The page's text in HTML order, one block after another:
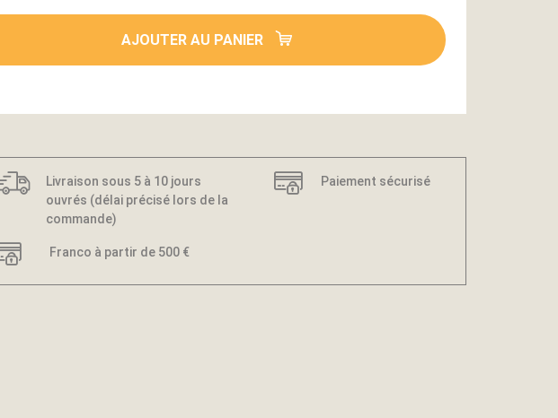
AJOUTER AU PANIER
Livraison sous 5 à 10 jours
ouvrés (délai précisé lors de la
commande)
Paiement sécurisé
Franco à partir de 500 €